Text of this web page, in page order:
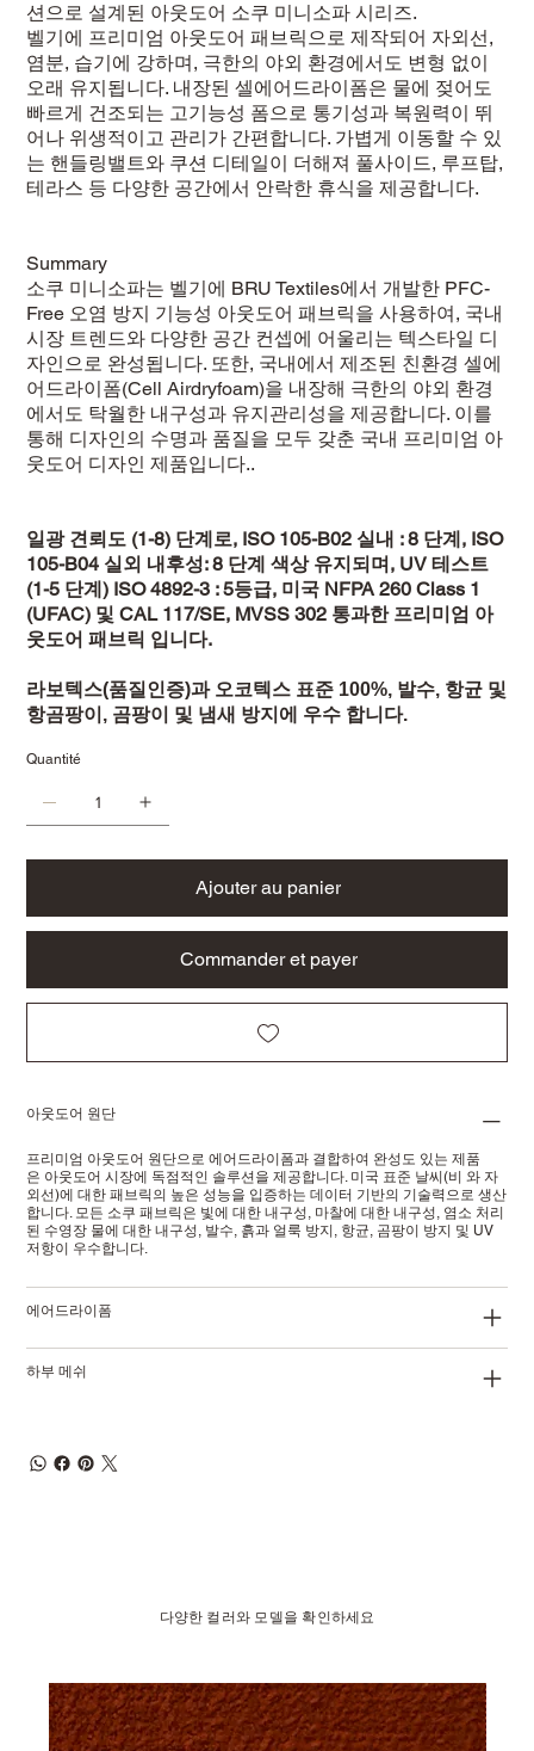
션으로 설계된 아웃도어 소쿠 미니소파 시리즈.
벨기에 프리미엄 아웃도어 패브릭으로 제작되어 자외선,
염분, 습기에 강하며, 극한의 야외 환경에서도 변형 없이
오래 유지됩니다. 내장된 셀에어드라이폼은 물에 젖어도
빠르게 건조되는 고기능성 폼으로 통기성과 복원력이 뛰
어나 위생적이고 관리가 간편합니다. 가볍게 이동할 수 있
는 핸들링밸트와 쿠션 디테일이 더해져 풀사이드, 루프탑,
테라스 등 다양한 공간에서 안락한 휴식을 제공합니다.
Summary
소쿠 미니소파는 벨기에 BRU Textiles에서 개발한 PFC-
Free 오염 방지 기능성 아웃도어 패브릭을 사용하여, 국내
시장 트렌드와 다양한 공간 컨셉에 어울리는 텍스타일 디
자인으로 완성됩니다. 또한, 국내에서 제조된 친환경 셀에
어드라이폼(Cell Airdryfoam)을 내장해 극한의 야외 환경
에서도 탁월한 내구성과 유지관리성을 제공합니다. 이를
통해 디자인의 수명과 품질을 모두 갖춘 국내 프리미엄 아
웃도어 디자인 제품입니다..
일광 견뢰도 (1-8) 단계로, ISO 105-B02 실내 : 8 단계, ISO
105-B04 실외 내후성: 8 단계 색상 유지되며, UV 테스트
(1-5 단계) ISO 4892-3 : 5등급, 미국 NFPA 260 Class 1
(UFAC) 및 CAL 117/SE, MVSS 302 통과한 프리미엄 아
웃도어 패브릭 입니다.
라보텍스(품질인증)과 오코텍스 표준 100%, 발수, 항균 및
항곰팡이, 곰팡이 및 냄새 방지에 우수 합니다.
Quantité
Ajouter au panier
Commander et payer
아웃도어 원단
프리미엄 아웃도어 원단으로 에어드라이폼과 결합하여 완성도 있는 제품
은 아웃도어 시장에 독점적인 솔루션을 제공합니다. 미국 표준 날씨(비 와 자
외선)에 대한 패브릭의 높은 성능을 입증하는 데이터 기반의 기술력으로 생산
합니다. 모든 소쿠 패브릭은 빛에 대한 내구성, 마찰에 대한 내구성, 염소 처리
된 수영장 물에 대한 내구성, 발수, 흙과 얼룩 방지, 항균, 곰팡이 방지 및 UV
저항이 우수합니다.
에어드라이폼
하부 메쉬
다양한 컬러와 모델을 확인하세요